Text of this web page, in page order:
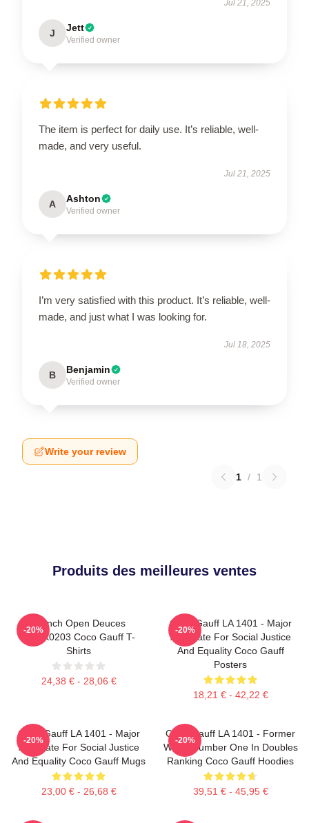
Jul 21, 2025
J Jett
Verified owner
The item is perfect for daily use. It’s reliable, well-
made, and very useful.
Jul 21, 2025
A Ashton
Verified owner
I’m very satisfied with this product. It’s reliable, well-
made, and just what I was looking for.
Jul 18, 2025
B Benjamin
Verified owner
Write your review
1 / 1
Produits des meilleures ventes
French Open Deuces
DTNK0203 Coco Gauff T-
Shirts
24,38 € - 28,06 €
-20%
Coco Gauff LA 1401 - Major
Advocate For Social Justice
And Equality Coco Gauff
Posters
18,21 € - 42,22 €
-20%
Coco Gauff LA 1401 - Major
Advocate For Social Justice
And Equality Coco Gauff Mugs
23,00 € - 26,68 €
-20%
Coco Gauff LA 1401 - Former
World Number One In Doubles
Ranking Coco Gauff Hoodies
39,51 € - 45,95 €
-20%